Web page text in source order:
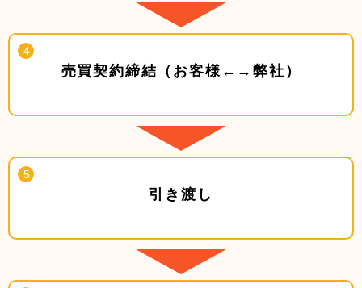
売買契約締結（お客様←→弊社）
引き渡し